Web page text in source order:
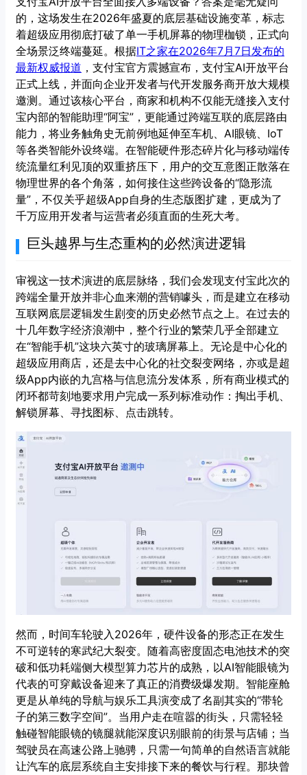
的，这场发生在2026年盛夏的底层基础设施变革，标志
着超级应用彻底打破了单一手机屏幕的物理枷锁，正式向
全场景泛终端蔓延。根据IT之家在2026年7月7日发布的
最新权威报道 ，支付宝官方震撼宣布，支付宝AI开放平台
正式上线，并面向企业开发者与代开发服务商开放大规模
邀测。通过该核心平台，商家和机构不仅能无缝接入支付
宝内部的智能助理“阿宝”，更能通过跨端互联的底层路由
能力，将业务触角史无前例地延伸至车机、AI眼镜、IoT
等各类智能外设终端。在智能硬件形态碎片化与移动端传
统流量红利见顶的双重挤压下，用户的交互意图正散落在
物理世界的各个角落，如何接住这些跨设备的“隐形流
量”，不仅关乎超级App自身的生态版图扩建，更成为了
千万应用开发者与运营者必须直面的生死大考。
巨头越界与生态重构的必然演进逻辑
审视这一技术演进的底层脉络，我们会发现支付宝此次的
跨端全量开放并非心血来潮的营销噱头，而是建立在移动
互联网底层逻辑发生剧变的历史必然节点之上。在过去的
十几年数字经济浪潮中，整个行业的繁荣几乎全部建立
在“智能手机”这块六英寸的玻璃屏幕上。无论是中心化的
超级应用商店，还是去中心化的社交裂变网络，亦或是超
级App内嵌的九宫格与信息流分发体系，所有商业模式的
闭环都苛刻地要求用户完成一系列标准动作：掏出手机、
解锁屏幕、寻找图标、点击跳转。
然而，时间车轮驶入2026年，硬件设备的形态正在发生
不可逆转的寒武纪大裂变。随着高密度固态电池技术的突
破和低功耗端侧大模型算力芯片的成熟，以AI智能眼镜为
代表的可穿戴设备迎来了真正的消费级爆发期。智能座舱
更是从单纯的导航与娱乐工具演变成了名副其实的“带轮
子的第三数字空间”。当用户走在喧嚣的街头，只需轻轻
触碰智能眼镜的镜腿就能深度识别眼前的街景与店铺；当
驾驶员在高速公路上驰骋，只需一句简单的自然语言就能
让汽车的底层系统自主安排接下来的餐饮与行程。那块曾